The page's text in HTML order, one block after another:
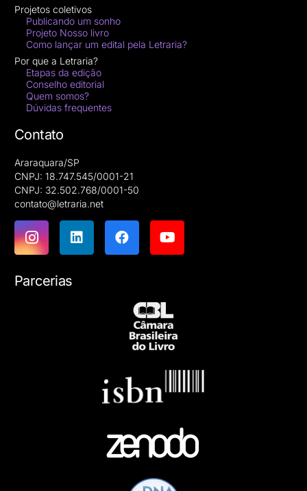
Projetos coletivos
Publicando um sonho
Projeto Nosso livro
Como lançar um edital pela Letraria?
Por que a Letraria?
Etapas da edição
Conselho editorial
Quem somos?
Dúvidas frequentes
Contato
Araraquara/SP
CNPJ: 18.747.545/0001-21
CNPJ: 32.502.768/0001-50
contato@letraria.net
Parcerias